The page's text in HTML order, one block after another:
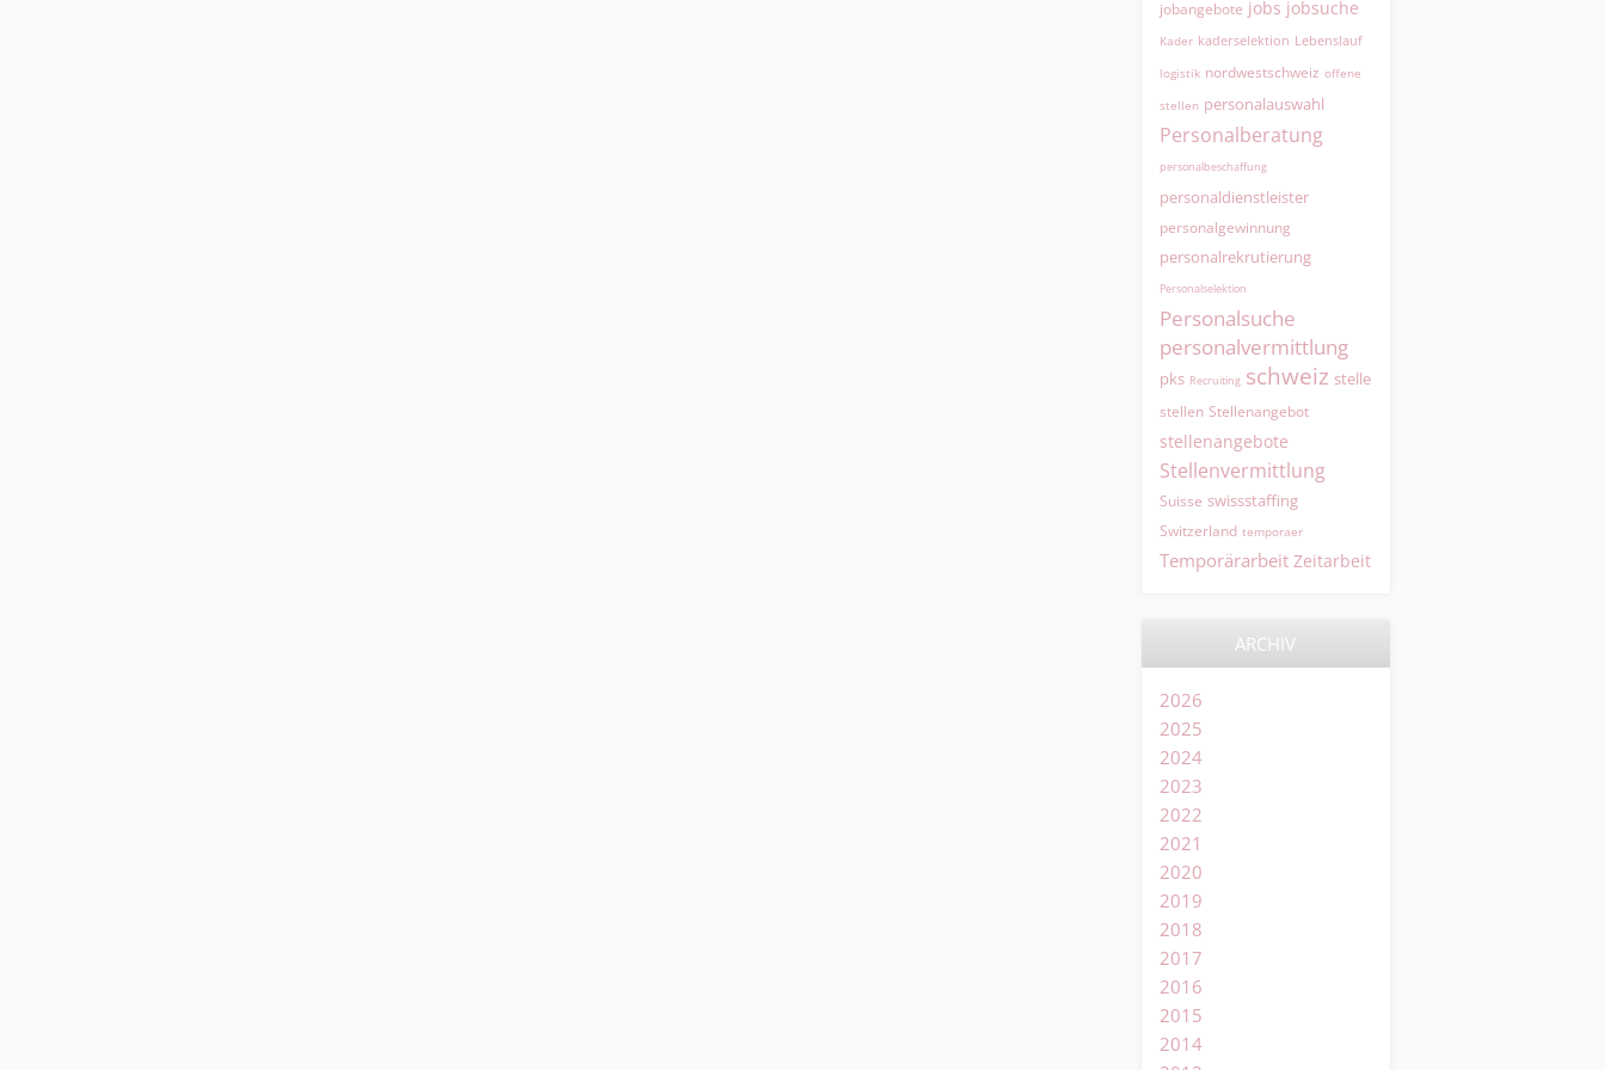
jobangebote jobs jobsuche
Kader kaderselektion Lebenslauf
logistik nordwestschweiz offene
stellen personalauswahl
Personalberatung
personalbeschaffung
personaldienstleister
personalgewinnung
personalrekrutierung
Personalselektion
Personalsuche
personalvermittlung
pks Recruiting schweiz stelle
stellen Stellenangebot
stellenangebote
Stellenvermittlung
Suisse swissstaffing
Switzerland temporaer
Temporärarbeit Zeitarbeit
ARCHIV
2026
2025
2024
2023
2022
2021
2020
2019
2018
2017
2016
2015
2014